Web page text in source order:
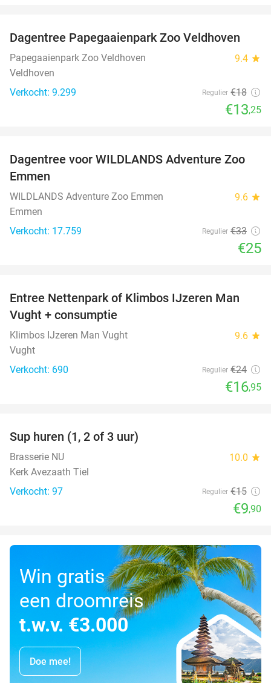
26%
Dagentree Papegaaienpark Zoo Veldhoven
Papegaaienpark Zoo Veldhoven 9.4 star
Veldhoven
Verkocht: 9.299
Regulier €18
€13,25
24%
Dagentree voor WILDLANDS Adventure Zoo
Emmen
WILDLANDS Adventure Zoo Emmen 9.6 star
Emmen
Verkocht: 17.759
Regulier €33
€25
29%
Entree Nettenpark of Klimbos IJzeren Man
Vught + consumptie
Klimbos IJzeren Man Vught 9.6 star
Vught
Verkocht: 690
Regulier €24
€16,95
Sup huren (1, 2 of 3 uur)
Brasserie NU 10.0 star
Kerk Avezaath Tiel
Verkocht: 97
Regulier €15
€9,90
Win gratis
een droomreis
t.w.v. €3.000
Doe mee!